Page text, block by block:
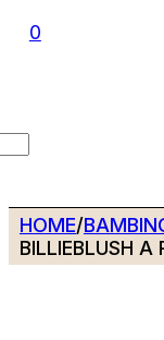
0
HOME/
BILLIEBLUSH A